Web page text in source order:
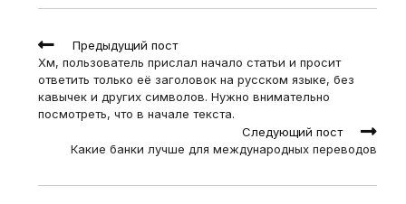
Read
more
articles
Предыдущий пост
Хм, пользователь прислал начало статьи и просит
ответить только её заголовок на русском языке, без
кавычек и других символов. Нужно внимательно
посмотреть, что в начале текста.
Следующий пост
Какие банки лучше для международных переводов